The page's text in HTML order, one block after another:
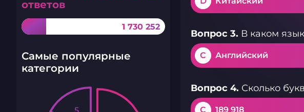
ответов
1 730 252
Самые популярные
категории
Вопрос 3. В каком
C Английский
Вопрос 4. Сколько
C 189 918